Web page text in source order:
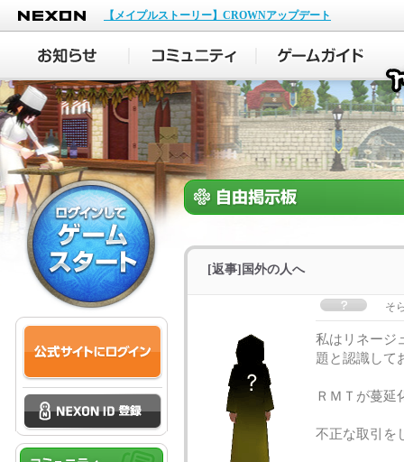
NEXON
【メイプルストーリー】CROWNアップデート
[返事]国外の人へ
そ
私はリネージ
題と認識して
ＲＭＴが蔓延
不正な取引を